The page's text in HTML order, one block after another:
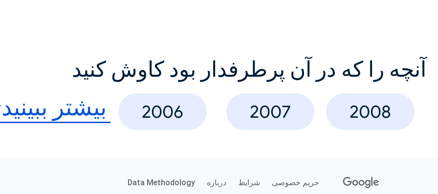
آنچه را که در آن پرطرفدار بود کاوش کنید
2008
2007
2006 بیشتر ببینید
حریم خصوصی شرایط درباره Data Methodology